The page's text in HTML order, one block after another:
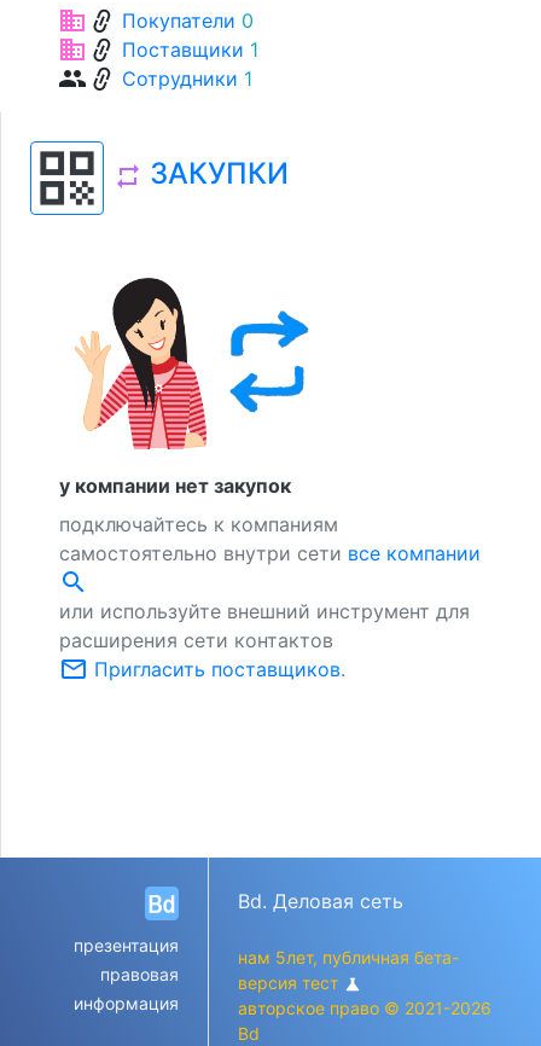
businesslink Покупатели 0
businesslink Поставщики 1
grouplink Сотрудники 1
qr_code repeat ЗАКУПКИ
у компании нет закупок
подключайтесь к компаниям
самостоятельно внутри сети все компании
search
или используйте внешний инструмент для
расширения сети контактов
mail_outline Пригласить поставщиков.
презентация
правовая
информация
Bd. Деловая сеть
нам 5лет, публичная бета-
версия тест science
авторское право © 2021-2026
Bd